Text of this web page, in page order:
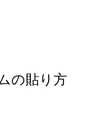
の貼り方